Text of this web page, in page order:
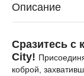
Описание
Сразитесь с
City!
коброй,